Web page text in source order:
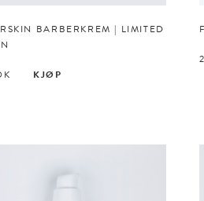
BARBERKREM | LIMITED
KJØP